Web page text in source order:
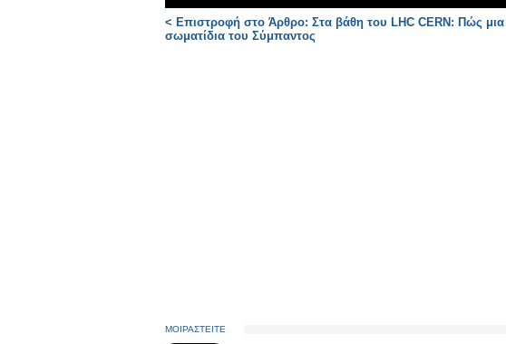
< Επιστροφή στο Άρθρο: Στα βάθη του LHC CERN: Πώς μια
σωματίδια του Σύμπαντος
ΜΟΙΡΑΣΤΕΙΤΕ